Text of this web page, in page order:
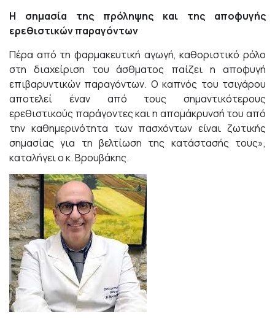
Η σημασία της πρόληψης και της αποφυγής
ερεθιστικών παραγόντων
Πέρα από τη φαρμακευτική αγωγή, καθοριστικό ρόλο
στη διαχείριση του άσθματος παίζει η αποφυγή
επιβαρυντικών παραγόντων. Ο καπνός του τσιγάρου
αποτελεί έναν από τους σημαντικότερους
ερεθιστικούς παράγοντες και η απομάκρυνσή του από
την καθημερινότητα των πασχόντων είναι ζωτικής
σημασίας για τη βελτίωση της κατάστασής τους»,
καταλήγει ο κ. Βρουβάκης.